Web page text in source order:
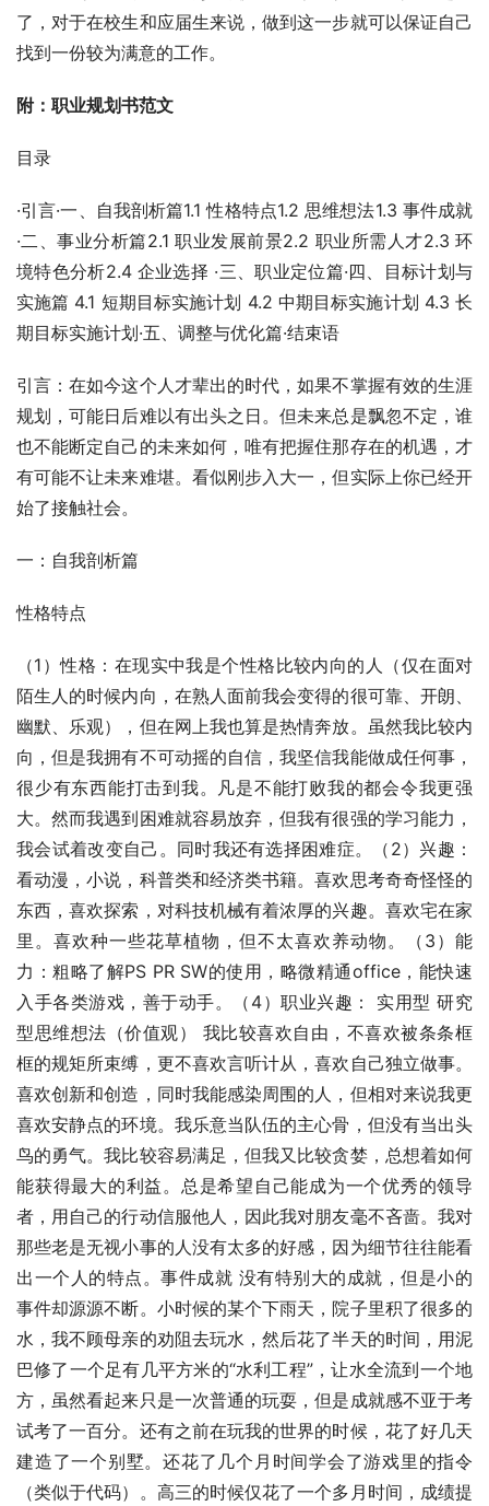
了，对于在校生和应届生来说，做到这一步就可以保证自己
找到一份较为满意的工作。
附：职业规划书范文
目录
·引言·一、自我剖析篇1.1 性格特点1.2 思维想法1.3 事件成就
·二、事业分析篇2.1 职业发展前景2.2 职业所需人才2.3 环
境特色分析2.4 企业选择 ·三、职业定位篇·四、目标计划与
实施篇 4.1 短期目标实施计划 4.2 中期目标实施计划 4.3 长
期目标实施计划·五、调整与优化篇·结束语
引言：在如今这个人才辈出的时代，如果不掌握有效的生涯
规划，可能日后难以有出头之日。但未来总是飘忽不定，谁
也不能断定自己的未来如何，唯有把握住那存在的机遇，才
有可能不让未来难堪。看似刚步入大一，但实际上你已经开
始了接触社会。
一：自我剖析篇
性格特点
（1）性格：在现实中我是个性格比较内向的人（仅在面对
陌生人的时候内向，在熟人面前我会变得的很可靠、开朗、
幽默、乐观），但在网上我也算是热情奔放。虽然我比较内
向，但是我拥有不可动摇的自信，我坚信我能做成任何事，
很少有东西能打击到我。凡是不能打败我的都会令我更强
大。然而我遇到困难就容易放弃，但我有很强的学习能力，
我会试着改变自己。同时我还有选择困难症。（2）兴趣：
看动漫，小说，科普类和经济类书籍。喜欢思考奇奇怪怪的
东西，喜欢探索，对科技机械有着浓厚的兴趣。喜欢宅在家
里。喜欢种一些花草植物，但不太喜欢养动物。（3）能
力：粗略了解PS PR SW的使用，略微精通office，能快速
入手各类游戏，善于动手。（4）职业兴趣： 实用型 研究
型思维想法（价值观） 我比较喜欢自由，不喜欢被条条框
框的规矩所束缚，更不喜欢言听计从，喜欢自己独立做事。
喜欢创新和创造，同时我能感染周围的人，但相对来说我更
喜欢安静点的环境。我乐意当队伍的主心骨，但没有当出头
鸟的勇气。我比较容易满足，但我又比较贪婪，总想着如何
能获得最大的利益。总是希望自己能成为一个优秀的领导
者，用自己的行动信服他人，因此我对朋友毫不吝啬。我对
那些老是无视小事的人没有太多的好感，因为细节往往能看
出一个人的特点。事件成就 没有特别大的成就，但是小的
事件却源源不断。小时候的某个下雨天，院子里积了很多的
水，我不顾母亲的劝阻去玩水，然后花了半天的时间，用泥
巴修了一个足有几平方米的“水利工程”，让水全流到一个地
方，虽然看起来只是一次普通的玩耍，但是成就感不亚于考
试考了一百分。还有之前在玩我的世界的时候，花了好几天
建造了一个别墅。还花了几个月时间学会了游戏里的指令
（类似于代码）。高三的时候仅花了一个多月时间，成绩提